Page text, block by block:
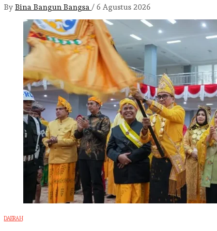
By Bina Bangun Bangsa / 6 Agustus 2026
DAERAH